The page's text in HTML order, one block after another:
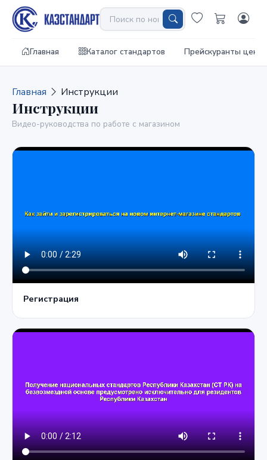
Главная Каталог стандартов Прейскуранты цен
Главная Инструкции
Инструкции
Видео-руководства по работе с магазином
Регистрация